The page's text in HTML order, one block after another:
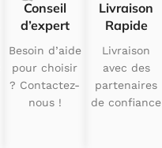
Conseil
d’expert
Besoin d’aide
pour choisir
? Contactez-
nous !
Livraison
Rapide
Livraison
avec des
partenaires
de confiance